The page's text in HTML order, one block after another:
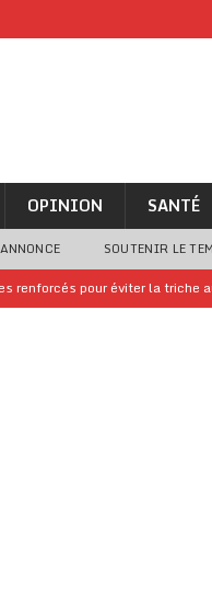
OPINION SANTÉ
SOUTENIR LE
renforcés pour éviter la